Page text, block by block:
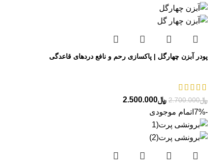
پودر آبزن چهارگل | پاکسازی رحم و نافع دردهای قاعدگی
﷼2.700.000 ﷼2.500.000
-7%
اتمام موجودی